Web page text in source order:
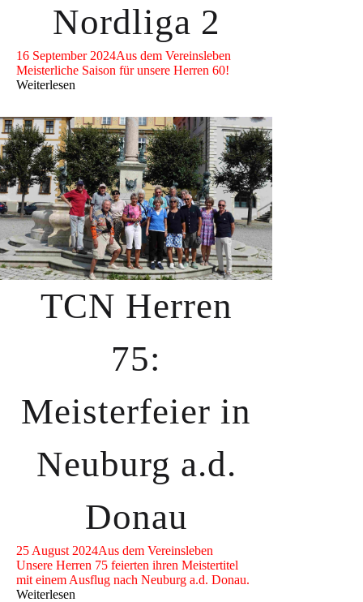
Nordliga 2
16 September 2024Aus dem Vereinsleben
Meisterliche Saison für unsere Herren 60!
Weiterlesen
TCN Herren
75:
Meisterfeier in
Neuburg a.d.
Donau
25 August 2024Aus dem Vereinsleben
Unsere Herren 75 feierten ihren Meistertitel
mit einem Ausflug nach Neuburg a.d. Donau.
Weiterlesen